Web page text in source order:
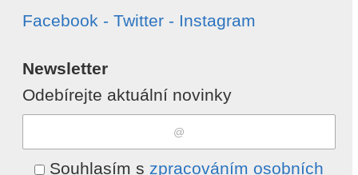
Facebook - Twitter - Instagram
Newsletter
Odebírejte aktuální novinky
Souhlasím s zpracováním osobních